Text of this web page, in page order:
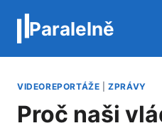
obsah
Paralelně
VIDEOREPORTÁŽE |ZPRÁVY
Proč naši